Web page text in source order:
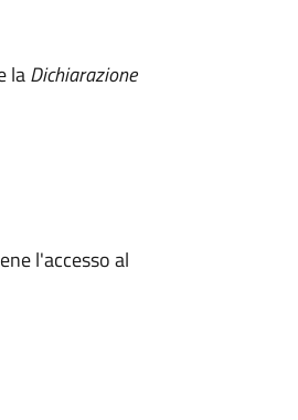
laDichiarazione
l'accesso al